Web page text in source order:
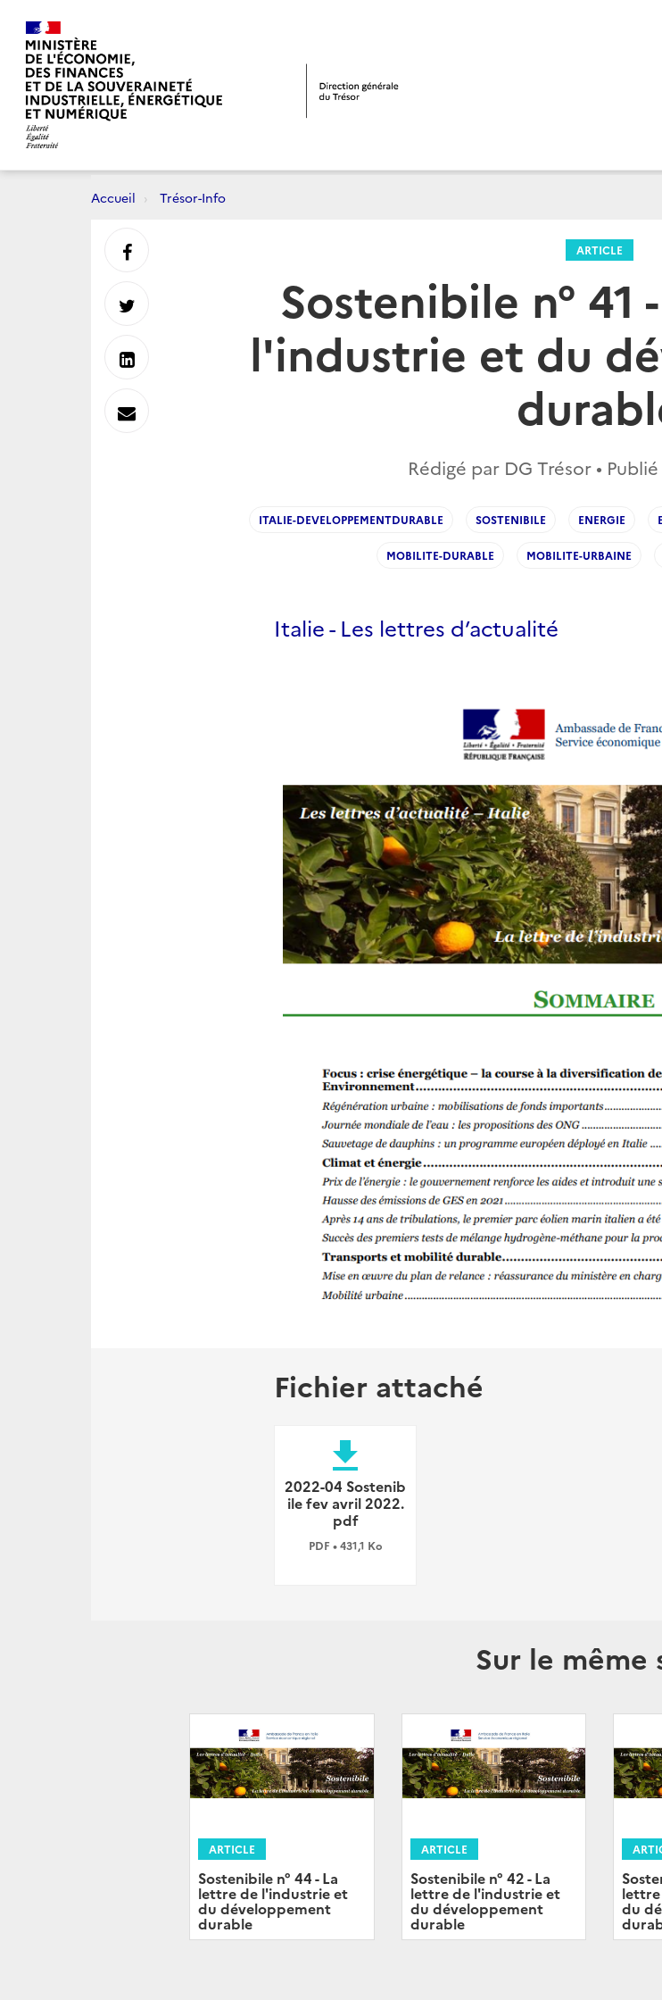
Accueil Trésor-Info
ARTICLE
Sostenibile n° 41
l'industrie et du
Rédigé par DG Trésor •
ITALIE-DEVELOPPEMENTDURABLE SOSTENIBILE ENERGIE
MOBILITE-DURABLE MOBILITE-URBAINE
Italie - Les lettres d’actualité
Fichier attaché
file_download
2022-04 Sostenib
ile fev avril 2022.
pdf
PDF • 431,1 Ko
Sur le même
ARTICLE
Sostenibile n° 44 - La
lettre de l'industrie et
du développement
durable
ARTICLE
Sostenibile n° 42 - La
lettre de l'industrie et
du développement
durable
du
Partager
sur
Partager
sur
Partager
sur
Envoyer